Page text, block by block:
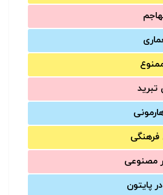
تبرید
فرهنگی
مصنوعی
پایتون